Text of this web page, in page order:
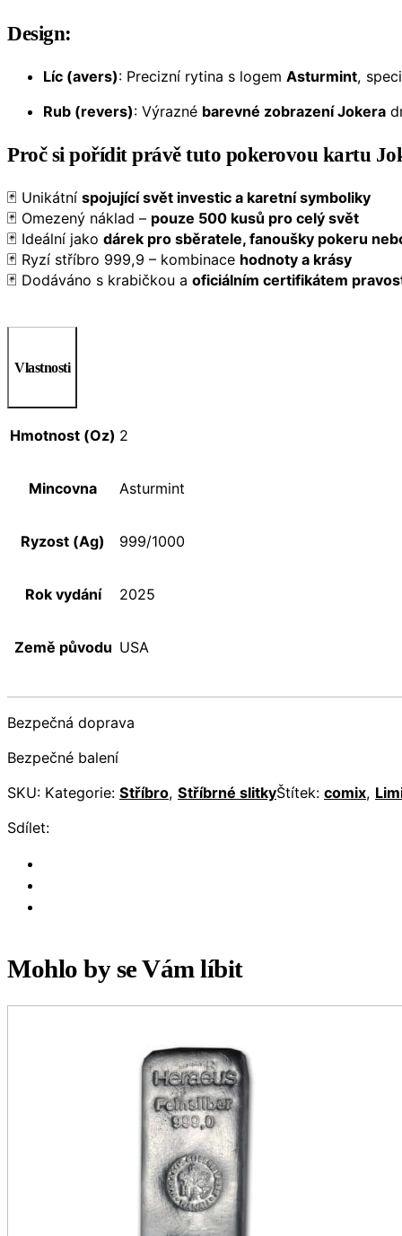
Design:
Líc (avers): Precizní rytina s logem Asturmint,
Rub (revers): Výrazné barevné zobrazení Jokera
Proč si pořídit právě tuto pokerovou kartu
🃏 Unikátní spojující svět investic a karetní symboliky
🃏 Omezený náklad – pouze 500 kusů pro celý svět
🃏 Ideální jako dárek pro sběratele, fanoušky pokeru
🃏 Ryzí stříbro 999,9 – kombinace hodnoty a krásy
🃏 Dodáváno s krabičkou a oficiálním certifikátem
Vlastnosti
Hmotnost (Oz) 2
Mincovna Asturmint
Ryzost (Ag) 999/1000
Rok vydání 2025
Země původu USA
Bezpečná doprava
Bezpečné balení
SKU: Kategorie: Stříbro, Stříbrné slitkyŠtítek: comix,
Sdílet:
Mohlo by se Vám líbit